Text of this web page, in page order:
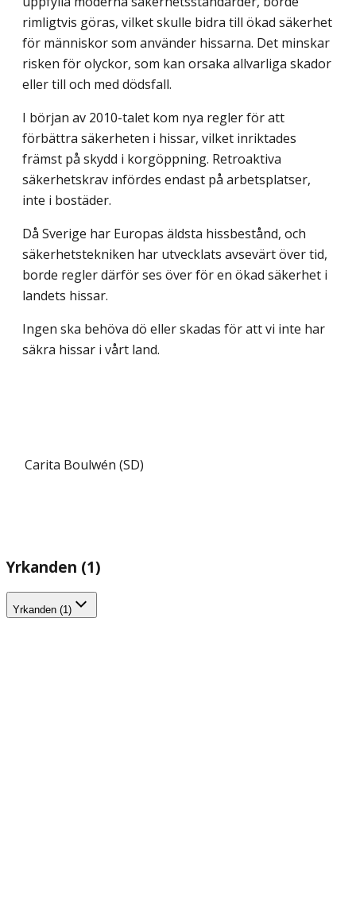
rimligtvis göras, vilket skulle bidra till ökad säkerhet
för människor som använder hissarna. Det minskar
risken för olyckor, som kan orsaka allvarliga skador
eller till och med dödsfall.
I början av 2010-talet kom nya regler för att
förbättra säkerheten i hissar, vilket inriktades
främst på skydd i korgöppning. Retroaktiva
säkerhetskrav infördes endast på arbetsplatser,
inte i bostäder.
Då Sverige har Europas äldsta hissbestånd, och
säkerhetstekniken har utvecklats avsevärt över tid,
borde regler därför ses över för en ökad säkerhet i
landets hissar.
Ingen ska behöva dö eller skadas för att vi inte har
säkra hissar i vårt land.
Carita Boulwén (SD)
Yrkanden (1)
Yrkanden (1)